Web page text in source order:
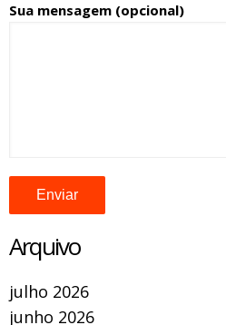
Sua mensagem (opcional)
Arquivo
julho 2026
junho 2026